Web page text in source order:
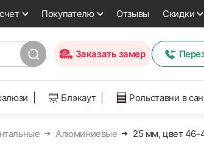
Покупателю Отзывы Скидки
Заказать замер
Блэкаут Рольставни в
Алюминиевые 25 мм, цвет 46-